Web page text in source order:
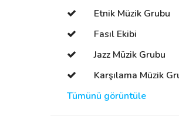
Etnik Müzik Grubu
Fasıl Ekibi
Jazz Müzik Grubu
Karşılama Müzik
Tümünü görüntüle